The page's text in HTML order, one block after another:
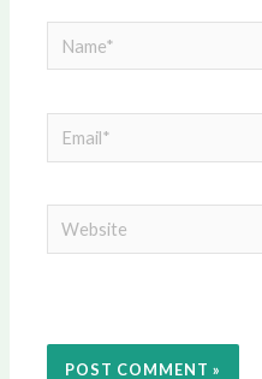
Name*
Email*
Website